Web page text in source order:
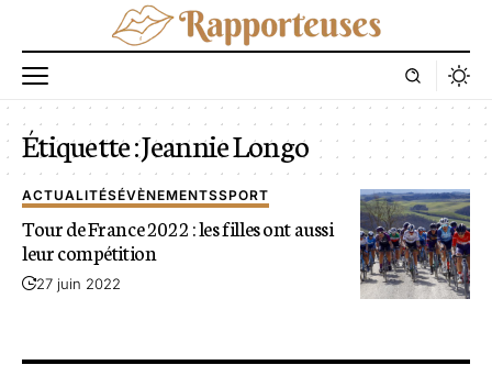
Étiquette :Jeannie Longo
ACTUALITÉSÉVÈNEMENTSSPORT
Tour de France 2022 : les filles ont aussi
leur compétition
27 juin 2022